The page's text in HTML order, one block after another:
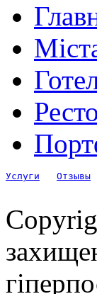
Услуги Отзывы